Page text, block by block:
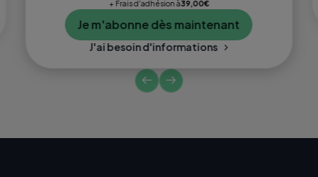
+ Frais d'adhésion à39,00€
Je m'abonne dès maintenant
J'ai besoin d'informations